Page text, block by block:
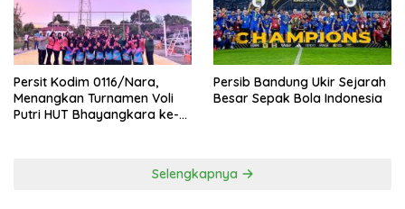
Persit Kodim 0116/Nara,
Menangkan Turnamen Voli
Putri HUT Bhayangkara ke-
Persib Bandung Ukir Sejarah
Besar Sepak Bola Indonesia
Selengkapnya